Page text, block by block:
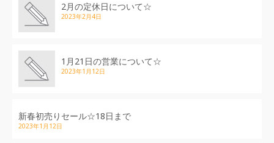
2月の定休日について☆
2023年2月4日
1月21日の営業について☆
2023年1月12日
新春初売りセール☆18日まで
2023年1月12日